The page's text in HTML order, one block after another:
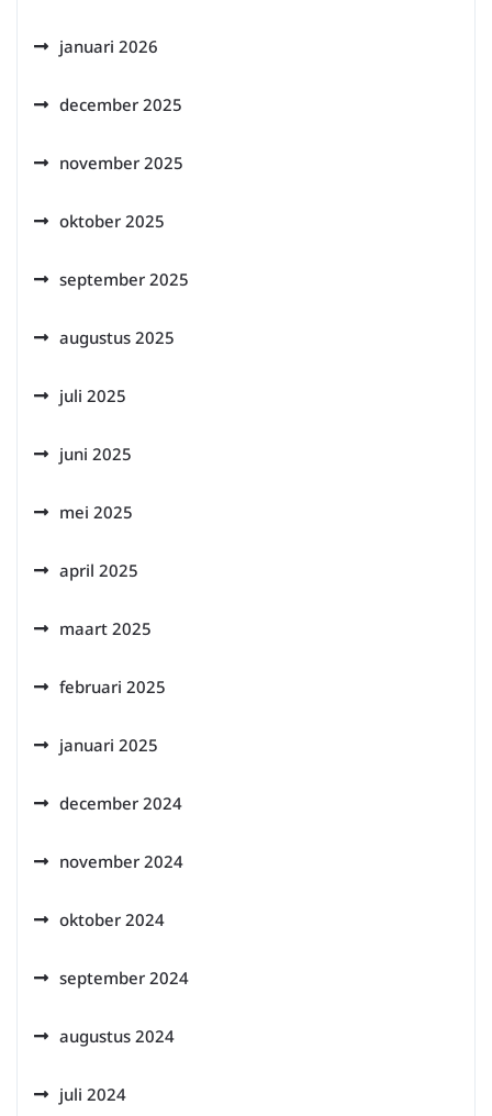
januari 2026
december 2025
november 2025
oktober 2025
september 2025
augustus 2025
juli 2025
juni 2025
mei 2025
april 2025
maart 2025
februari 2025
januari 2025
december 2024
november 2024
oktober 2024
september 2024
augustus 2024
juli 2024